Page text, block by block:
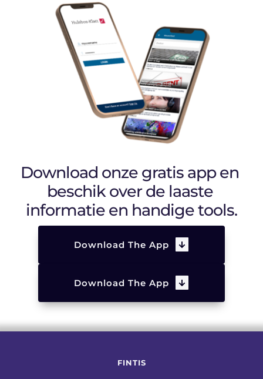
Download onze gratis app en
beschik over de laaste
informatie en handige tools.
Download The App
Download The App
FINTIS